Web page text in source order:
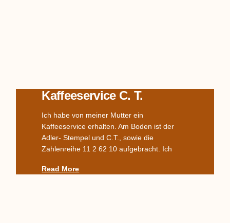
Kaffeeservice C. T.
Ich habe von meiner Mutter ein
Kaffeeservice erhalten. Am Boden ist der
Adler- Stempel und C.T., sowie die
Zahlenreihe 11 2 62 10 aufgebracht. Ich
Read More